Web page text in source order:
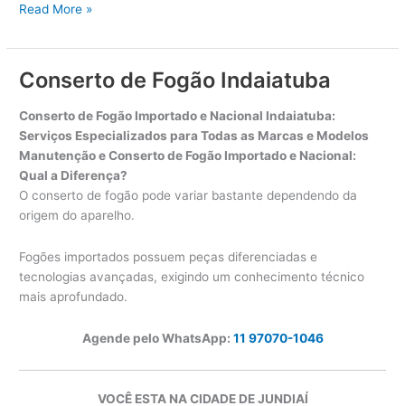
Conserto
Fogão
Cabreúva
Read More »
Conserto de Fogão Indaiatuba
Conserto de Fogão Importado e Nacional Indaiatuba:
Serviços Especializados para Todas as Marcas e Modelos
Manutenção e Conserto de Fogão Importado e Nacional:
Qual a Diferença?
O conserto de fogão pode variar bastante dependendo da
origem do aparelho.
Fogões importados possuem peças diferenciadas e
tecnologias avançadas, exigindo um conhecimento técnico
mais aprofundado.
Agende pelo WhatsApp: 11 97070-1046
VOCÊ ESTA NA CIDADE DE JUNDIAÍ